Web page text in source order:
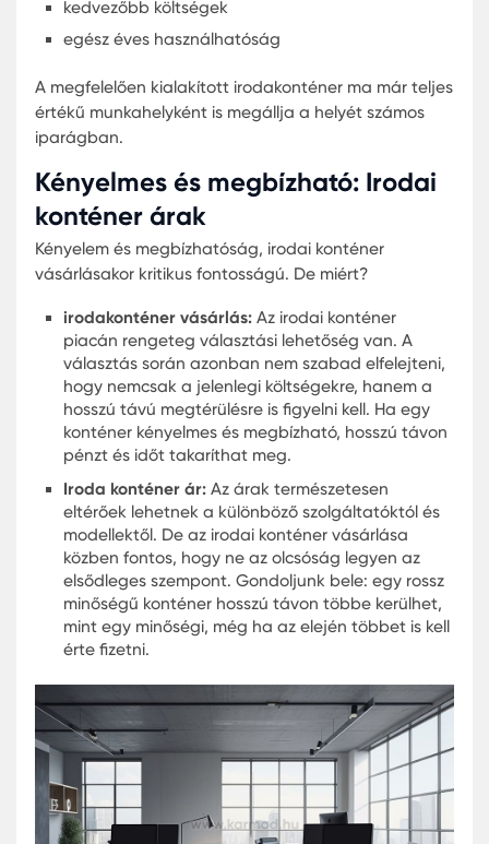
Mennyi idő alatt telepíthető
irodakonténer?
Az egyik legnagyobb előny a gyors telepítés. A
legtöbb irodakonténer néhány nap alatt
kész lehet, különösen akkor, ha a helyszín
megfelelően elő van készítve.
Ez jelentős időmegtakarítást jelent a
építkezésekhez képest.
Irodakonténer vállalkozások
számára: mire érdemes
A vállalkozások számára fontos, hogy az
irodakonténer ne csak praktikus, hanem
és reprezentatív is legyen. A modern kialakítás, a
hőszigetelés és a megfelelő belső tér nagyban